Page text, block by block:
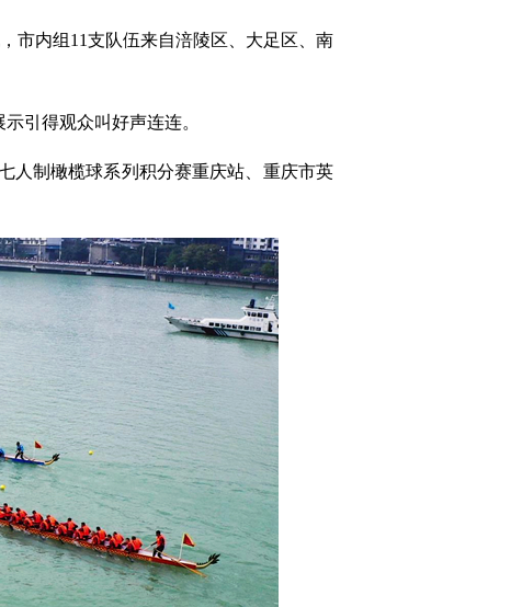
内组11支队伍来自涪陵区、大足区、南
引得观众叫好声连连。
制橄榄球系列积分赛重庆站、重庆市英